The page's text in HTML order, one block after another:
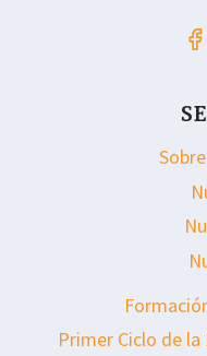
Primer Ciclo de